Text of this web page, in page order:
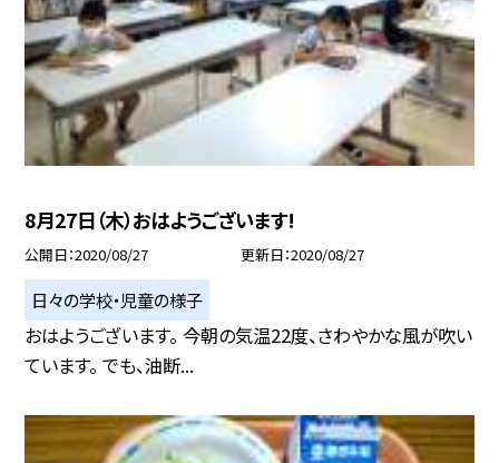
8月27日（木）おはようございます!
公開日 2020/08/27 更新日 2020/08/27
日々の学校・児童の様子
おはようございます。 今朝の気温22度、さわやかな風が吹い
ています。 でも、油断...